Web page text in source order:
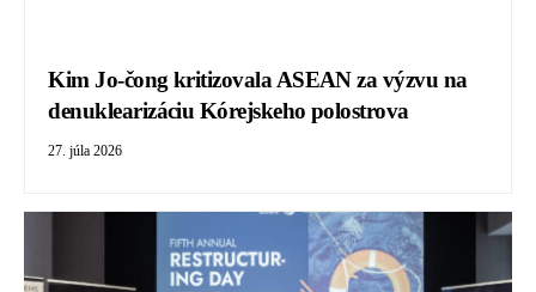
Kim Jo-čong kritizovala ASEAN za výzvu na
denuklearizáciu Kórejskeho polostrova
27. júla 2026